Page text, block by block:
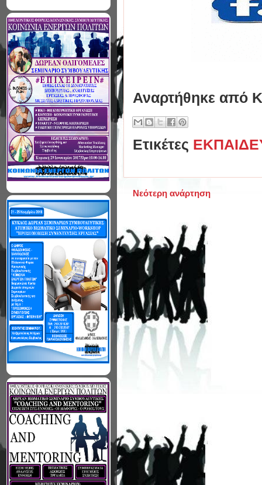
Αναρτήθηκε από
Ετικέτες
Νεότερη ανάρτηση